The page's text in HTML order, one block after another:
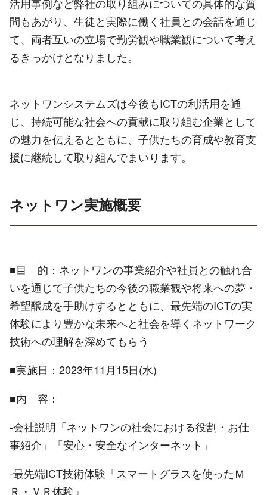
問もあがり、生徒と実際に働く社員との会話を通じ
て、両者互いの立場で勤労観や職業観について考え
るきっかけとなりました。
ネットワンシステムズは今後もICTの利活用を通
じ、持続可能な社会への貢献に取り組む企業として
の魅力を伝えるとともに、子供たちの育成や教育支
援に継続して取り組んでまいります。
ネットワン実施概要
■目 的：ネットワンの事業紹介や社員との触れ合
いを通じて子供たちの今後の職業観や将来への夢・
希望醸成を手助けするとともに、最先端のICTの実
体験により豊かな未来へと社会を導くネットワーク
技術への理解を深めてもらう
■実施日： 2023年11月15日(水)
■内 容：
-会社説明「ネットワンの社会における役割・お仕
事紹介」「安心・安全なインターネット」
-最先端ICT技術体験「スマートグラスを使ったＭ
Ｒ・ＶＲ体験」